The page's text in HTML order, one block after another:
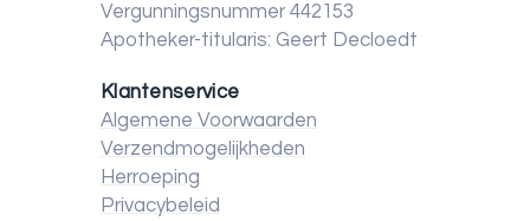
Vergunningsnummer 442153
Apotheker-titularis: Geert Decloedt
Klantenservice
Algemene Voorwaarden
Verzendmogelijkheden
Herroeping
Privacybeleid